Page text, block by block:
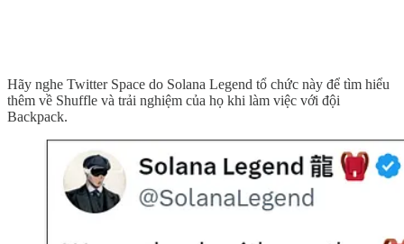
Hãy nghe Twitter Space do Solana Legend tổ chức này để tìm hiểu
thêm về Shuffle và trải nghiệm của họ khi làm việc với đội
Backpack.